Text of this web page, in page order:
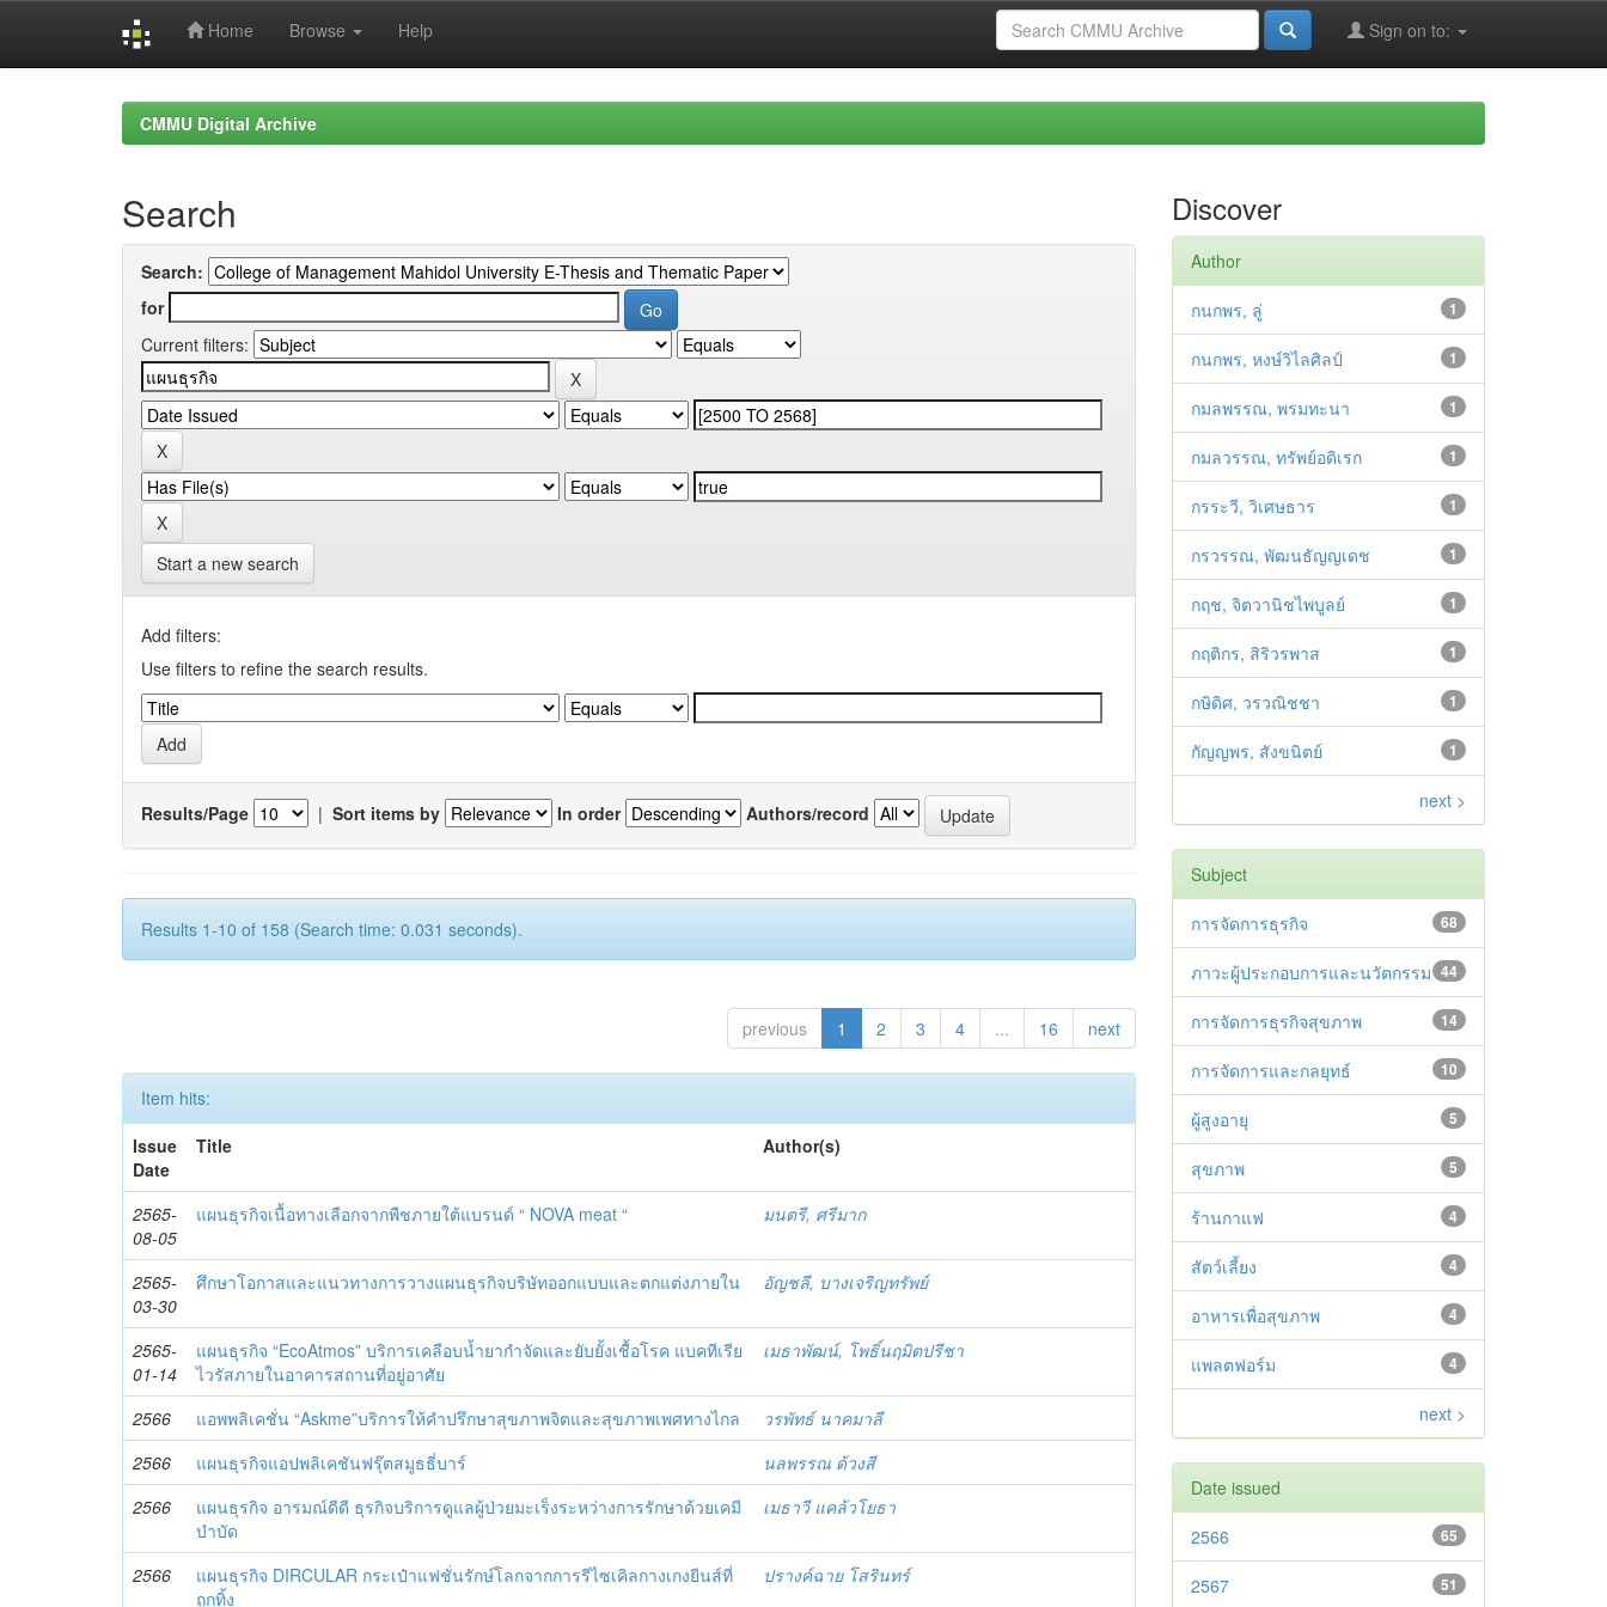
Home Browse Help Sign on to:
CMMU Digital Archive
Search
Search:
for
Current filters:
Start a new search
Add filters:
Use filters to refine the search results.
Results/Page | Sort items by In order Authors/record
Results 1-10 of 158 (Search time: 0.031 seconds).
previous 1 2 3 4 ... 16 next
Item hits:
Issue
Date
Title Author(s)
2565-
08-05
แผนธุรกิจเนื้อทางเลือกจากพืชภายใต้แบรนด์ “ NOVA meat “ มนตรี, ศรีมาก
2565-
03-30
ศึกษาโอกาสและแนวทางการวางแผนธุรกิจบริษัทออกแบบและตกแต่งภายใน อัญชลี, บางเจริญทรัพย์
2565-
01-14
แผนธุรกิจ “EcoAtmos” บริการเคลือบน้ำยากำจัดและยับยั้งเชื้อโรค แบคทีเรีย
ไวรัสภายในอาคารสถานที่อยู่อาศัย
เมธาพัฒน์, โพธิ์นฤมิตปรีชา
2566 แอพพลิเคชั่น “Askme”บริการให้คำปรึกษาสุขภาพจิตและสุขภาพเพศทางไกล
วรพัทธ์ นาคมาลี
2566
แผนธุรกิจแอปพลิเคชันฟรุ๊ตสมูธธี่บาร์
นลพรรณ ด้วงสี
2566
แผนธุรกิจ อารมณ์ดีดี ธุรกิจบริการดูแลผู้ป่วยมะเร็งระหว่างการรักษาด้วยเคมี
บำบัด
เมธาวี แคล้วโยธา
2566
แผนธุรกิจ DIRCULAR กระเป๋าแฟชั่นรักษ์โลกจากการรีไซเคิลกางเกงยีนส์ที่
ถูกทิ้ง
ปรางค์ฉาย โสรินทร์
Discover
Author
1
กนกพร, ลู่
1
กนกพร, หงษ์วิไลศิลป์
1
กมลพรรณ, พรมทะนา
1
กมลวรรณ, ทรัพย์อดิเรก
1
กรระวี, วิเศษธาร
1
กรวรรณ, พัฒนธัญญเดช
1
กฤช, จิตวานิชไพบูลย์
1
กฤติกร, สิริวรพาส
1
กษิดิศ, วรวณิชชา
1
กัญญพร, สังขนิตย์
next >
Subject
68
การจัดการธุรกิจ
44
ภาวะผู้ประกอบการและนวัตกรรม
14
การจัดการธุรกิจสุขภาพ
10
การจัดการและกลยุทธ์
5
ผู้สูงอายุ
5
สุขภาพ
4
ร้านกาแฟ
4
สัตว์เลี้ยง
4
อาหารเพื่อสุขภาพ
4
แพลตฟอร์ม
next >
Date issued
65
2566
51
2567